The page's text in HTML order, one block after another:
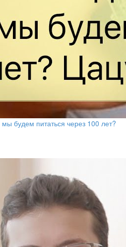
будем питаться через 100 лет?